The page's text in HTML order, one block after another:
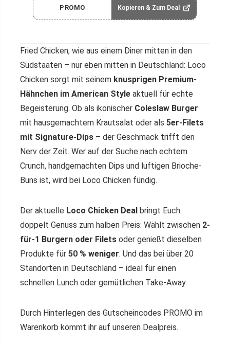
PROMO Kopieren & Zum Deal
Fried Chicken, wie aus einem Diner mitten in den
Südstaaten – nur eben mitten in Deutschland: Loco
Chicken sorgt mit seinem knusprigen Premium-
Hähnchen im American Style aktuell für echte
Begeisterung. Ob als ikonischer Coleslaw Burger
mit hausgemachtem Krautsalat oder als 5er-Filets
mit Signature-Dips – der Geschmack trifft den
Nerv der Zeit. Wer auf der Suche nach echtem
Crunch, handgemachten Dips und luftigen Brioche-
Buns ist, wird bei Loco Chicken fündig.
Der aktuelle Loco Chicken Deal bringt Euch
doppelt Genuss zum halben Preis: Wählt zwischen 2-
für-1 Burgern oder Filets oder genießt dieselben
Produkte für 50 % weniger. Und das bei über 20
Standorten in Deutschland – ideal für einen
schnellen Lunch oder gemütlichen Take-Away.
Durch Hinterlegen des Gutscheincodes PROMO im
Warenkorb kommt ihr auf unseren Dealpreis.